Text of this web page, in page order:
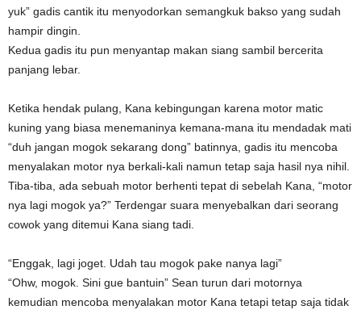
yuk” gadis cantik itu menyodorkan semangkuk bakso yang sudah
hampir dingin.
Kedua gadis itu pun menyantap makan siang sambil bercerita
panjang lebar.
Ketika hendak pulang, Kana kebingungan karena motor matic
kuning yang biasa menemaninya kemana-mana itu mendadak mati
“duh jangan mogok sekarang dong” batinnya, gadis itu mencoba
menyalakan motor nya berkali-kali namun tetap saja hasil nya nihil.
Tiba-tiba, ada sebuah motor berhenti tepat di sebelah Kana, “motor
nya lagi mogok ya?” Terdengar suara menyebalkan dari seorang
cowok yang ditemui Kana siang tadi.
“Enggak, lagi joget. Udah tau mogok pake nanya lagi”
“Ohw, mogok. Sini gue bantuin” Sean turun dari motornya
kemudian mencoba menyalakan motor Kana tetapi tetap saja tidak